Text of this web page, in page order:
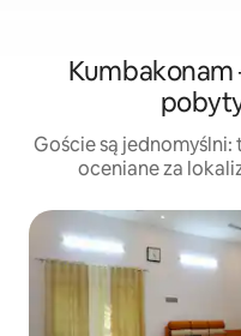
Kumbakonam
Goście są
oceniane za